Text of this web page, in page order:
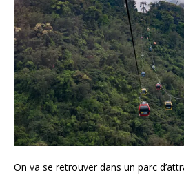
On va se retrouver dans un parc